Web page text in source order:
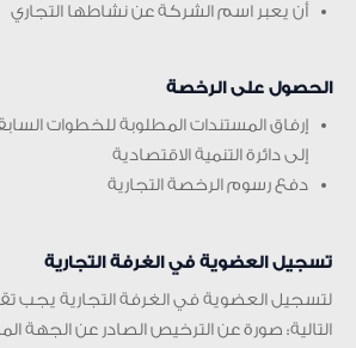
أن يعبر اسم الشركة عن نشاطها التجاري
الحصول على الرخصة
إرفاق المستندات المطلوبة للخطوات
إلى دائرة التنمية الاقتصادية
دفع رسوم الرخصة التجارية
تسجيل العضوية في الغرفة التجارية
لتسجيل العضوية في الغرفة التجارية يجب
التالية: صورة عن الترخيص الصادر عن الجهة